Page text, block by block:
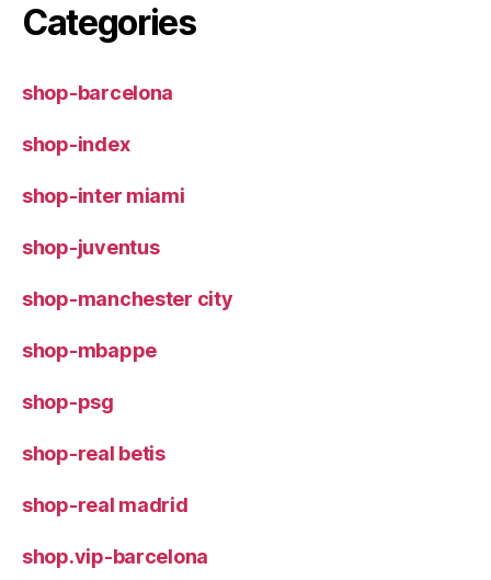
Categories
shop-barcelona
shop-index
shop-inter miami
shop-juventus
shop-manchester city
shop-mbappe
shop-psg
shop-real betis
shop-real madrid
shop.vip-barcelona